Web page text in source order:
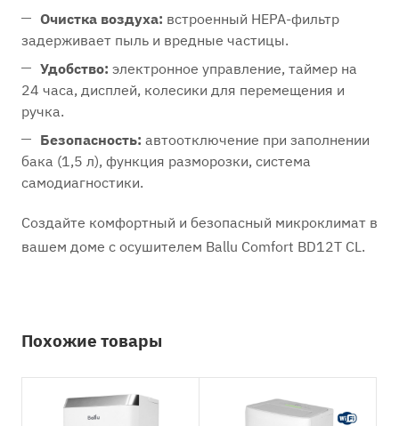
Очистка воздуха: встроенный HEPA-фильтр
задерживает пыль и вредные частицы.
Удобство: электронное управление, таймер на
24 часа, дисплей, колесики для перемещения и
ручка.
Безопасность: автоотключение при заполнении
бака (1,5 л), функция разморозки, система
самодиагностики.
Создайте комфортный и безопасный микроклимат в
вашем доме с осушителем Ballu Comfort BD12T CL.
Похожие товары